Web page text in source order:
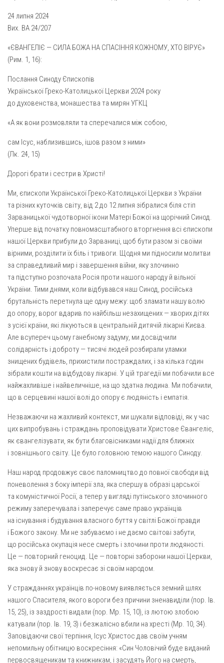
Покрови Пресвятої Богородиці (с. Вільча)
Парафія Різдва Пресвятої Богородиці м. Берестин
(Красноград)
Пресвятої Трійці (м. Полтава)
Всіх Святих українського народу (м. Полтава)
Архистратига Михаїла (с. Пригарівка)
Благовіщення Пресвятої Богородиці (с. Шевченки)
Введення у храм Пресвятої Богородиці (с. Дашківка)
Вознесіння ГНІХ (с. Витівка)
Вознесіння Господнього (м. Кобеляки)
Пророка Іллі (смт. Білики)
Різдва Пресвятої Богородиці (с. Вільховатка)
Св. Апостола Андрія Первозванного (с. Засулля)
Св. Миколая (с. Деменки)
Успіння Пресвятої Богородиці (м. Кременчук)
Успіння Пресвятої Богородиці (м. Лубни)
Парохії Сумської області
Введення в храм Богородиці (м. Суми)
Матері Божої Неустанної Помочі (м. Охтирка)
Свято-Покровський монастир оо Василіян
Свято-Івано-Павлівський монастир сестер Згромадження
Св. Йосифа ОПДМ
Монастир сестер милосердя Св. Вінкентія. Дім Милосердя
Монастир Успення Пресвятої Богородиці Сестер Чину
Святого Василія Великого
Комісії
Катехитична комісія
Комісія у справах молоді
Комісія у справах родини
Спільноти
Квіти Слобожанщини
Харківщина
Полтавщина
Надруковані числа
Галерея
Рух pro-life
24 липня 2024
Вих. ВА 24/207
«ЄВАНГЕЛІЄ — СИЛА БОЖА НА СПАСІННЯ КОЖНОМУ, ХТО ВІРУЄ»
(Рим. 1, 16):
Послання Синоду Єпископів
Української Греко-Католицької Церкви 2024 року
до духовенства, монашества та мирян УГКЦ
«А як вони розмовляли та сперечалися між собою,
сам Iсус, наблизившись, ішов разом з ними»
(Лк. 24, 15)
Дорогі брати і сестри в Христі!
Ми, єпископи Української Греко-Католицької Церкви з України
та різних куточків світу, від 2 до 12 липня зібралися біля стіп
Зарваницької чудотворної ікони Матері Божої на щорічний Синод.
Уперше від початку повномасштабного вторгнення всі єпископи
нашої Церкви прибули до Зарваниці, щоб бути разом зі своїми
вірними, розділити їх біль і тривоги. Щодня ми підносили молитви
за справедливий мир і завершення війни, яку злочинно
та підступно розпочала Росія проти нашого народу й вільної
України. Тими днями, коли відбувався наш Синод, російська
брутальність перетнула ще одну межу: щоб зламати нашу волю
до опору, ворог вдарив по найбільш незахищених — хворих дітях
з усієї країни, які лікуються в центральній дитячій лікарні Києва.
Але всупереч цьому ганебному задуму, ми досвідчили
солідарність і доброту — тисячі людей розбирали уламки
знищених будівель, прихистили постраждалих, і за кілька годин
зібрали кошти на відбудову лікарні. У цій трагедії ми побачили все
найжахливіше і найвеличніше, на що здатна людина. Ми побачили,
що в серцевині нашої волі до опору є людяність і емпатія.
Незважаючи на жахливий контекст, ми шукали відповіді, як у час
цих випробувань і страждань проповідувати Христове Євангеліє,
як євангелізувати, як бути благовісниками надії для ближніх
і зовнішнього світу. Це було головною темою нашого Синоду.
Наш народ продовжує своє паломництво до повної свободи від
поневолення з боку імперії зла, яка спершу в образі царської
та комуністичної Росії, а тепер у вигляді путінського злочинного
режиму заперечувала і заперечує саме право українців
на існування і будування власного буття у світлі Божої правди
і Божого закону. Ми не забуваємо і не даємо світові забути,
що російська окупація несе смерть і злочини проти людяності.
Це — повторний геноцид. Це — повторні заборони нашої Церкви,
яка знову й знову воскресає зі своїм народом.
У стражданнях українців по-новому виявляється земний шлях
нашого Спасителя, якого вороги без причини зненавиділи (пор. Ів.
15, 25), із заздрості видали (пор. Мр. 15, 10), із лютою злобою
катували (пор. Ів. 19, 3) і безжалісно вбили на хресті (Мр. 10, 34).
Заповідаючи свої терпіння, Ісус Христос дав своїм учням
непомильну обітницю воскресіння: «Син Чоловічий буде виданий
первосвященикам та книжникам, і засудять Його на смерть,